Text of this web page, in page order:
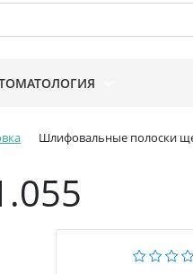
Шлифовальные полоски